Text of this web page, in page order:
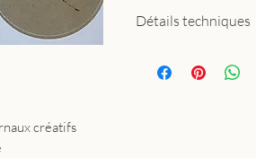
créatifs
Détails techniques
Taille d’une pièce